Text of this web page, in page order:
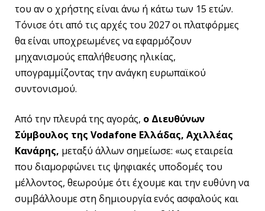
του αν ο χρήστης είναι άνω ή κάτω των 15 ετών.
Τόνισε ότι από τις αρχές του 2027 οι πλατφόρμες
θα είναι υποχρεωμένες να εφαρμόζουν
μηχανισμούς επαλήθευσης ηλικίας,
υπογραμμίζοντας την ανάγκη ευρωπαϊκού
συντονισμού.
Από την πλευρά της αγοράς, ο Διευθύνων
Σύμβουλος της Vodafone Ελλάδας, Αχιλλέας
Κανάρης, μεταξύ άλλων σημείωσε: «ως εταιρεία
που διαμορφώνει τις ψηφιακές υποδομές του
μέλλοντος, θεωρούμε ότι έχουμε και την ευθύνη να
συμβάλλουμε στη δημιουργία ενός ασφαλούς και